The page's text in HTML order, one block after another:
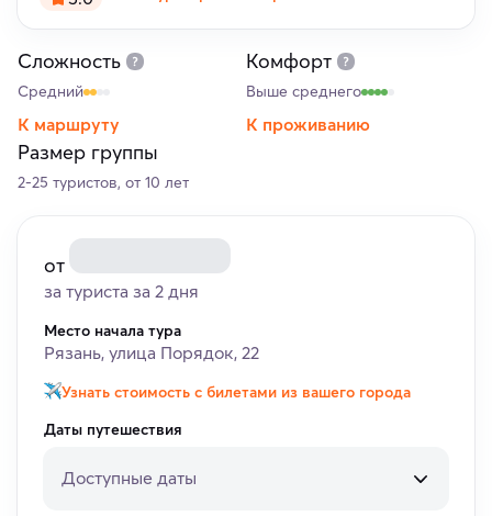
Сложность
Средний
К маршруту
Комфорт
Выше среднего
К проживанию
Размер группы
2-25 туристов, от 10 лет
от
за туриста за 2 дня
Место начала тура
Рязань, улица Порядок, 22
Узнать стоимость с билетами из вашего города
Даты путешествия
Доступные даты